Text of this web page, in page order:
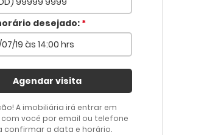
desejado: *
Agendar visita
A imobiliária irá entrar em
você por email ou telefone
confirmar a data e horário.
Voltar